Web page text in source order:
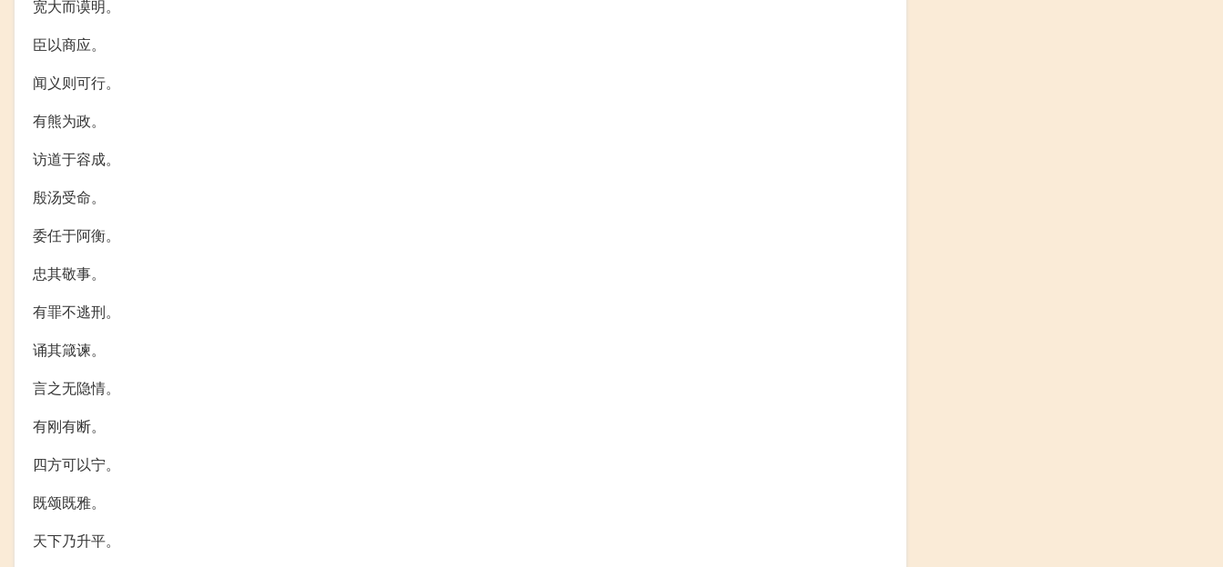
宽大而谟明。
臣以商应。
闻义则可行。
有熊为政。
访道于容成。
殷汤受命。
委任于阿衡。
忠其敬事。
有罪不逃刑。
诵其箴谏。
言之无隐情。
有刚有断。
四方可以宁。
既颂既雅。
天下乃升平。